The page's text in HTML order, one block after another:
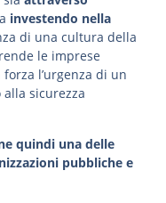
investendo nella
di una cultura della
le imprese
l’urgenza di un
sicurezza
quindi una delle
pubbliche e